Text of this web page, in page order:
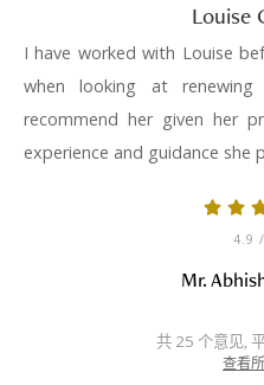
Louise
I have worked with Louise
when looking at
recommend her given her
experience and guidance she
4.9
Mr.
共 25 个意见,
查看